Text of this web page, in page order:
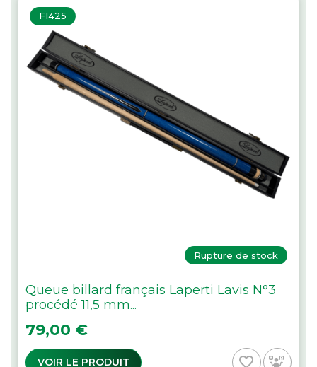
FI425
Rupture de stock
Queue billard français Laperti Lavis N°3
procédé 11,5 mm...
Prix
79,00 €
VOIR LE PRODUIT favorite_border